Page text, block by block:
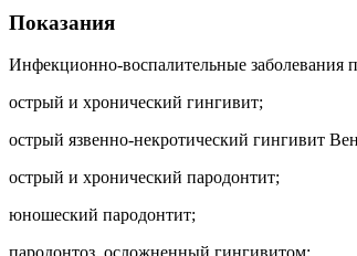
Показания
Инфекционно-воспалительные заболевания
острый и хронический гингивит;
острый язвенно-некротический гингивит
острый и хронический пародонтит;
юношеский пародонтит;